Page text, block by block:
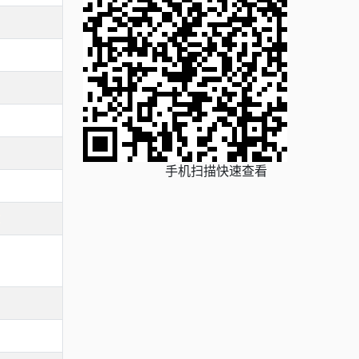
手机扫描快速查看